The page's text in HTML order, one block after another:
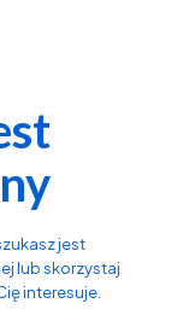
jest
lub skorzystaj
interesuje.